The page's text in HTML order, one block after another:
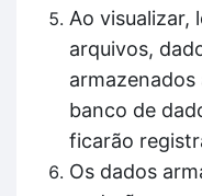
Ao visualizar,
arquivos,
banco de
ficarão
Os dados